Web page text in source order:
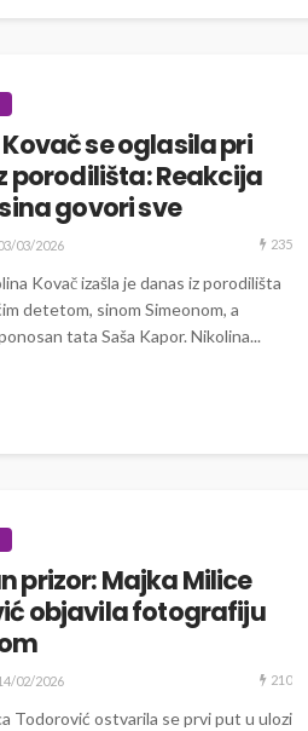
se oglasila pri
porodilišta: Reakcija
govori sve
03/2026 235
Kovač izašla je danas iz porodilišta
detetom, sinom Simeonom, a
tata Saša Kapor. Nikolina...
prizor: Majka Milice
objavila fotografiju
02/2026 210
Todorović ostvarila se prvi put u ulozi